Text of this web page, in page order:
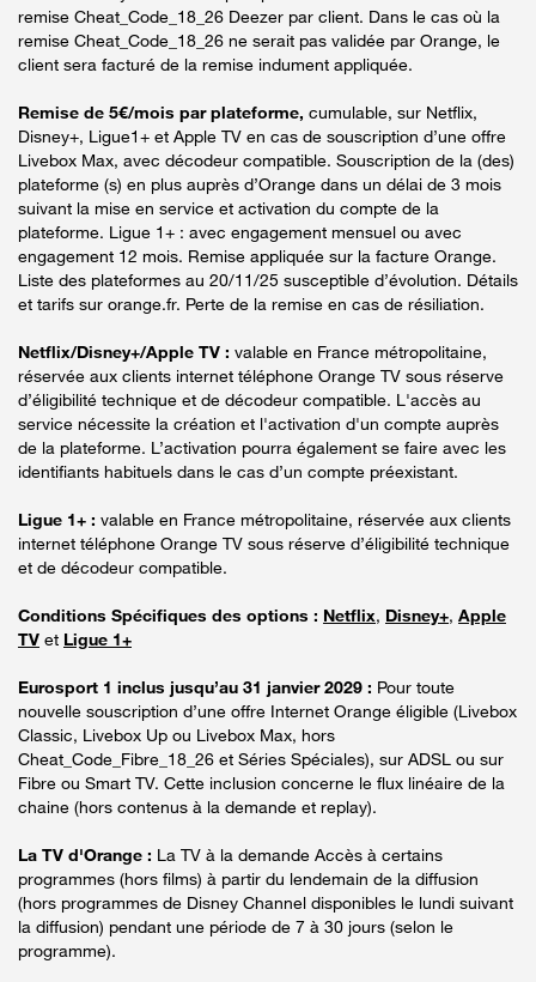
remise Cheat_Code_18_26 Deezer par client. Dans le cas où la
remise Cheat_Code_18_26 ne serait pas validée par Orange, le
client sera facturé de la remise indument appliquée.
Remise de 5€/mois par plateforme, cumulable, sur Netflix,
Disney+, Ligue1+ et Apple TV en cas de souscription d’une offre
Livebox Max, avec décodeur compatible. Souscription de la (des)
plateforme (s) en plus auprès d’Orange dans un délai de 3 mois
suivant la mise en service et activation du compte de la
plateforme. Ligue 1+ : avec engagement mensuel ou avec
engagement 12 mois. Remise appliquée sur la facture Orange.
Liste des plateformes au 20/11/25 susceptible d’évolution. Détails
et tarifs sur orange.fr. Perte de la remise en cas de résiliation.
Netflix/Disney+/Apple TV : valable en France métropolitaine,
réservée aux clients internet téléphone Orange TV sous réserve
d’éligibilité technique et de décodeur compatible. L'accès au
service nécessite la création et l'activation d'un compte auprès
de la plateforme. L’activation pourra également se faire avec les
identifiants habituels dans le cas d’un compte préexistant.
Ligue 1+ : valable en France métropolitaine, réservée aux clients
internet téléphone Orange TV sous réserve d’éligibilité technique
et de décodeur compatible.
Conditions Spécifiques des options : Netflix, Disney+, Apple
TV et Ligue 1+
Eurosport 1 inclus jusqu’au 31 janvier 2029 : Pour toute
nouvelle souscription d’une offre Internet Orange éligible (Livebox
Classic, Livebox Up ou Livebox Max, hors
Cheat_Code_Fibre_18_26 et Séries Spéciales), sur ADSL ou sur
Fibre ou Smart TV. Cette inclusion concerne le flux linéaire de la
chaine (hors contenus à la demande et replay).
La TV d'Orange : La TV à la demande Accès à certains
programmes (hors films) à partir du lendemain de la diffusion
(hors programmes de Disney Channel disponibles le lundi suivant
la diffusion) pendant une période de 7 à 30 jours (selon le
programme).